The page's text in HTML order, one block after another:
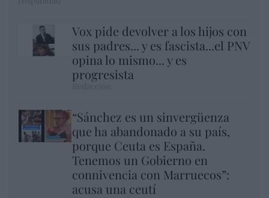
Vox pide devolver a los hijos con
sus padres... y es fascista...el PNV
opina lo mismo... y es
progresista
“Sánchez es un sinvergüenza
que ha abandonado a su país,
porque Ceuta es España.
Tenemos un Gobierno en
connivencia con Marruecos”:
acusa una ceutí